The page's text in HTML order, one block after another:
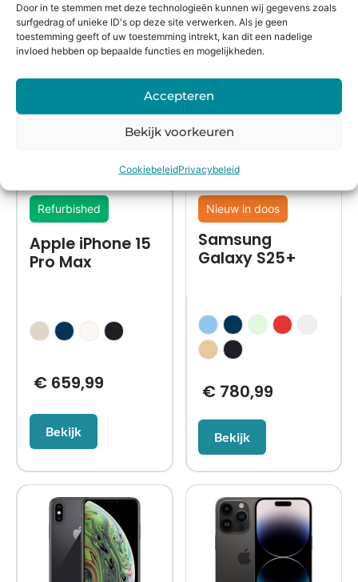
Door in te stemmen met deze technologieën kunnen wij gegevens zoals
surfgedrag of unieke ID's op deze site verwerken. Als je geen
toestemming geeft of uw toestemming intrekt, kan dit een nadelige
invloed hebben op bepaalde functies en mogelijkheden.
Accepteren
Bekijk voorkeuren
CookiebeleidPrivacybeleid
Alternatieven
Refurbished
Apple iPhone 15
Pro Max
€659,99
Bekijk
Nieuw in doos
Samsung
Galaxy S25+
€ 780,99
Bekijk